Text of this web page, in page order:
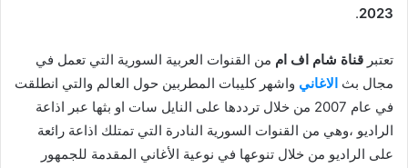
2023
.
تعتبر قناة شام اف ام من القنوات العربية السورية التي تعمل في
مجال بث الاغاني واشهر كليبات المطربين حول العالم والتي انطلقت
في عام 2007 من خلال ترددها على النايل سات او بثها عبر اذاعة
الراديو ،وهي من القنوات السورية النادرة التي تمتلك اذاعة رائعة
على الراديو من خلال تنوعها في نوعية الأغاني المقدمة للجمهور